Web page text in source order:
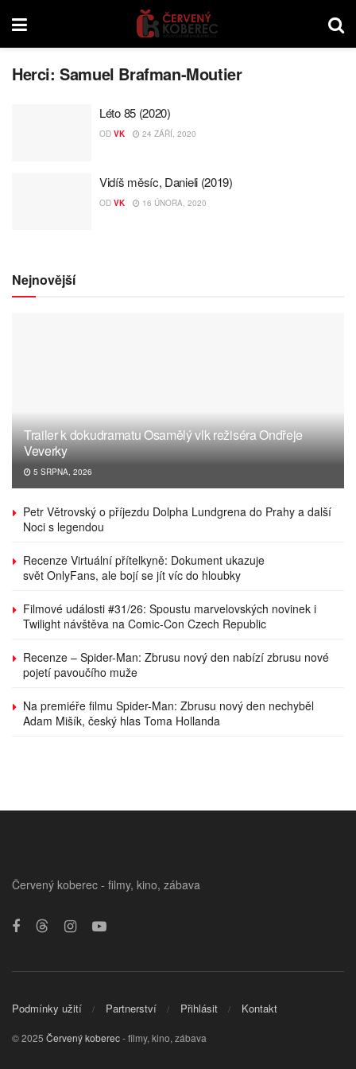
Herci:Samuel Brafman-Moutier
Léto 85 (2020)
OD VK 24 ZÁŘÍ, 2020
Vidíš měsíc, Danieli (2019)
OD VK 16 ÚNORA, 2020
Nejnovější
Trailer k dokudramatu Osamělý vlk režiséra Ondřeje
Veverky
5 SRPNA, 2026
Petr Větrovský o příjezdu Dolpha Lundgrena do Prahy a další
Noci s legendou
Recenze Virtuální přítelkyně: Dokument ukazuje
svět OnlyFans, ale bojí se jít víc do hloubky
Filmové události #31/26: Spoustu marvelovských novinek i
Twilight návštěva na Comic-Con Czech Republic
Recenze – Spider-Man: Zbrusu nový den nabízí zbrusu nové
pojetí pavoučího muže
Na premiéře filmu Spider-Man: Zbrusu nový den nechyběl
Adam Mišík, český hlas Toma Hollanda
Červený koberec - filmy, kino, zábava
Podmínky užití Partnerství Přihlásit Kontakt
© 2025 Červený koberec- filmy, kino, zábava